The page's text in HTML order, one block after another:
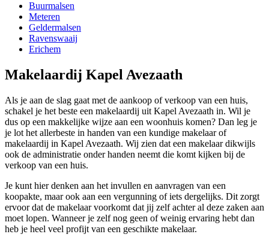
Buurmalsen
Meteren
Geldermalsen
Ravenswaaij
Erichem
Makelaardij Kapel Avezaath
Als je aan de slag gaat met de aankoop of verkoop van een huis,
schakel je het beste een makelaardij uit Kapel Avezaath in. Wil je
dus op een makkelijke wijze aan een woonhuis komen? Dan leg je
je lot het allerbeste in handen van een kundige makelaar of
makelaardij in Kapel Avezaath. Wij zien dat een makelaar dikwijls
ook de administratie onder handen neemt die komt kijken bij de
verkoop van een huis.
Je kunt hier denken aan het invullen en aanvragen van een
koopakte, maar ook aan een vergunning of iets dergelijks. Dit zorgt
ervoor dat de makelaar voorkomt dat jij zelf achter al deze zaken aan
moet lopen. Wanneer je zelf nog geen of weinig ervaring hebt dan
heb je heel veel profijt van een geschikte makelaar.